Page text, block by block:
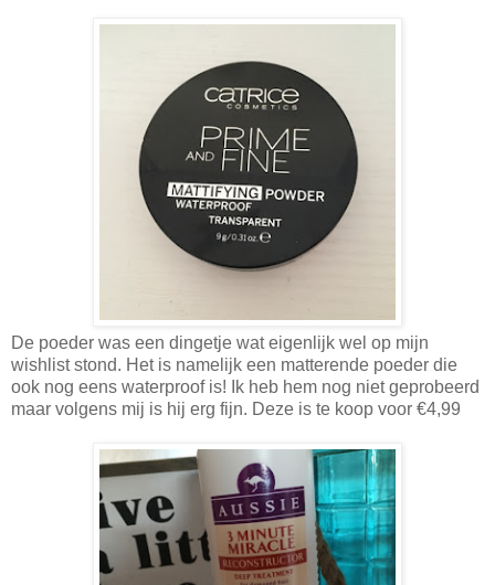
De poeder was een dingetje wat eigenlijk wel op mijn
wishlist stond. Het is namelijk een matterende poeder die
ook nog eens waterproof is! Ik heb hem nog niet geprobeerd
maar volgens mij is hij erg fijn. Deze is te koop voor €4,99